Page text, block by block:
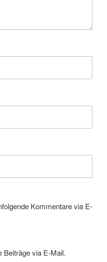
Kommentare via E-
Beiträge via E-Mail.